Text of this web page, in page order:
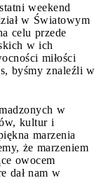
weekend
w Światowym
celu przede
w ich
miłości
byśmy znaleźli w
w
kultur i
marzenia
że marzeniem
owocem
dał nam w